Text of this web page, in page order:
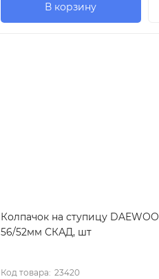
В корзину
Колпачок на ступицу DAEWOO
56/52мм СКАД, шт
Код товара: 23420